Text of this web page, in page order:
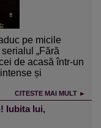
pe micile
„Fără
de acasă într-un
și
CITESTE MAI MULT ►
Iubita lui,